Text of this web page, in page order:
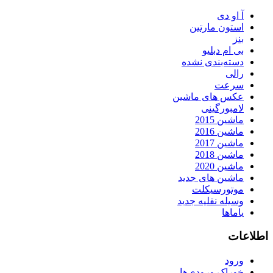
آ او دی
استون مارتین
بنز
بی ام دبلیو
دسته‌بندی نشده
رالی
سرعت
عکس های ماشین
لامبورگینی
ماشین 2015
ماشین 2016
ماشین 2017
ماشین 2018
ماشین 2020
ماشین های جدید
موتورسیکلت
وسیله نقلیه جدید
یاماها
اطلاعات
ورود